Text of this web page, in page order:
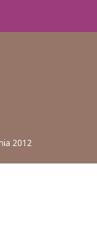
2012